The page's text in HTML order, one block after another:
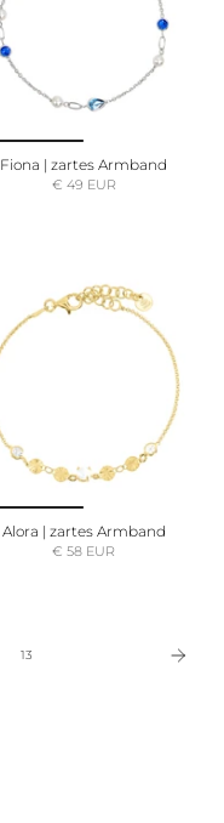
Fiona | zartes Armband
€ 49 EUR
Alora | zartes Armband
€ 58 EUR
13